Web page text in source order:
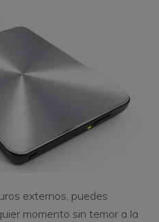
externos, puedes
momento sin temor a la